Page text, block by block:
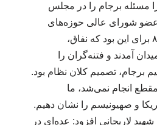
موضع‌گیری نکرد یا چرا مسئله برجام را در مجلس
عضو شورای عالی حوزه‌های
علمیه توضیح داد: کسانی که شهید لاریجانی را می‌شناسند می‌دانند که تدبیر ایشان در سال ۸۸ برای این بود که نفاق،
آمدند و فتنه‌گران را
برجام، تصمیم کلان نظام بود.
انجام نمی‌شد، ما
و صهیونیسم را نشان دهیم.
لاریجانی افزود: عده‌ای در